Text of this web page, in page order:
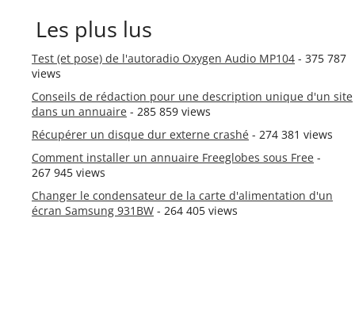
Les plus lus
Test (et pose) de l'autoradio Oxygen Audio MP104 - 375 787
views
Conseils de rédaction pour une description unique d'un site
dans un annuaire - 285 859 views
Récupérer un disque dur externe crashé - 274 381 views
Comment installer un annuaire Freeglobes sous Free -
267 945 views
Changer le condensateur de la carte d'alimentation d'un
écran Samsung 931BW - 264 405 views